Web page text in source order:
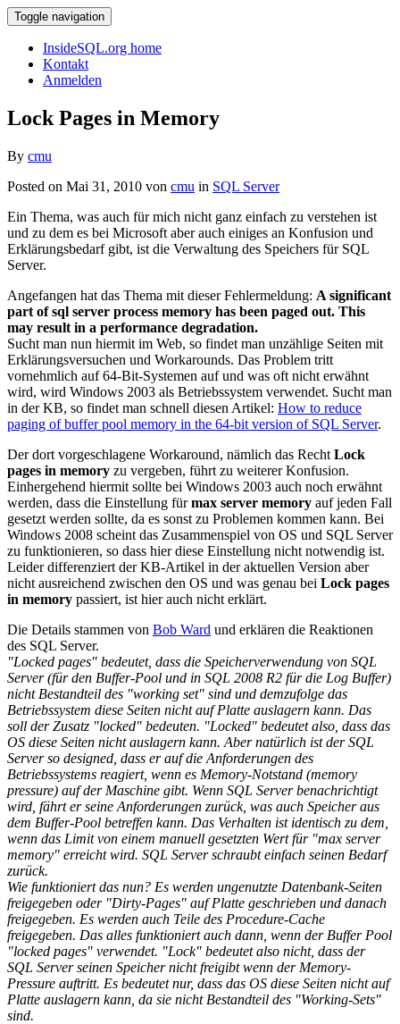
Toggle navigation
InsideSQL.org home
Kontakt
Anmelden
Lock Pages in Memory
By cmu
Posted on Mai 31, 2010 von cmu in SQL Server
Ein Thema, was auch für mich nicht ganz einfach zu verstehen ist
und zu dem es bei Microsoft aber auch einiges an Konfusion und
Erklärungsbedarf gibt, ist die Verwaltung des Speichers für SQL
Server.
Angefangen hat das Thema mit dieser Fehlermeldung: A significant
part of sql server process memory has been paged out. This
may result in a performance degradation.
Sucht man nun hiermit im Web, so findet man unzählige Seiten mit
Erklärungsversuchen und Workarounds. Das Problem tritt
vornehmlich auf 64-Bit-Systemen auf und was oft nicht erwähnt
wird, wird Windows 2003 als Betriebssystem verwendet. Sucht man
in der KB, so findet man schnell diesen Artikel: How to reduce
paging of buffer pool memory in the 64-bit version of SQL Server.
Der dort vorgeschlagene Workaround, nämlich das Recht Lock
pages in memory zu vergeben, führt zu weiterer Konfusion.
Einhergehend hiermit sollte bei Windows 2003 auch noch erwähnt
werden, dass die Einstellung fürmax server memory auf jeden Fall
gesetzt werden sollte, da es sonst zu Problemen kommen kann. Bei
Windows 2008 scheint das Zusammenspiel von OS und SQL Server
zu funktionieren, so dass hier diese Einstellung nicht notwendig ist.
Leider differenziert der KB-Artikel in der aktuellen Version aber
nicht ausreichend zwischen den OS und was genau bei Lock pages
in memory passiert, ist hier auch nicht erklärt.
Die Details stammen von Bob Ward und erklären die Reaktionen
des SQL Server.
"Locked pages" bedeutet, dass die Speicherverwendung von SQL
Server (für den Buffer-Pool und in SQL 2008 R2 für die Log Buffer)
nicht Bestandteil des "working set" sind und demzufolge das
Betriebssystem diese Seiten nicht auf Platte auslagern kann. Das
soll der Zusatz "locked" bedeuten. "Locked" bedeutet also, dass das
OS diese Seiten nicht auslagern kann. Aber natürlich ist der SQL
Server so designed, dass er auf die Anforderungen des
Betriebssystems reagiert, wenn es Memory-Notstand (memory
pressure) auf der Maschine gibt. Wenn SQL Server benachrichtigt
wird, fährt er seine Anforderungen zurück, was auch Speicher aus
dem Buffer-Pool betreffen kann. Das Verhalten ist identisch zu dem,
wenn das Limit von einem manuell gesetzten Wert für "max server
memory" erreicht wird. SQL Server schraubt einfach seinen Bedarf
zurück.
Wie funktioniert das nun? Es werden ungenutzte Datenbank-Seiten
freigegeben oder "Dirty-Pages" auf Platte geschrieben und danach
freigegeben. Es werden auch Teile des Procedure-Cache
freigegeben. Das alles funktioniert auch dann, wenn der Buffer Pool
"locked pages" verwendet. "Lock" bedeutet also nicht, dass der
SQL Server seinen Speicher nicht freigibt wenn der Memory-
Pressure auftritt. Es bedeutet nur, dass das OS diese Seiten nicht auf
Platte auslagern kann, da sie nicht Bestandteil des "Working-Sets"
sind.